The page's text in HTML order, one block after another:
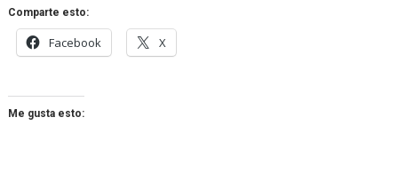
Comparte esto:
Facebook X
Me gusta esto: